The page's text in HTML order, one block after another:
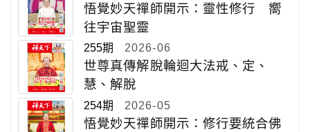
悟覺妙天禪師開示：靈性修行 嚮
往宇宙聖靈
255期 2026-06
世尊真傳解脫輪迴大法戒、定、
慧、解脫
254期 2026-05
悟覺妙天禪師開示：修行要統合佛